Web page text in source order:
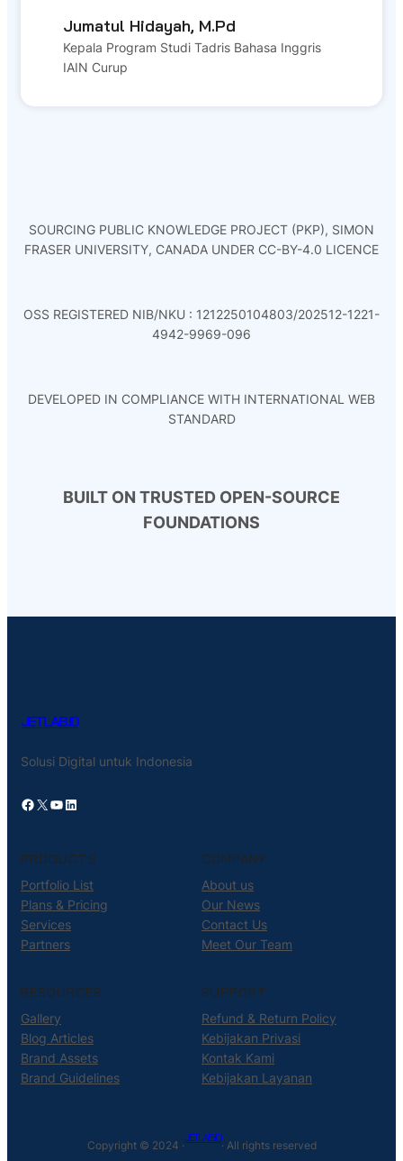
Jumatul Hidayah, M.Pd
Kepala Program Studi Tadris Bahasa Inggris
IAIN Curup
SOURCING PUBLIC KNOWLEDGE PROJECT (PKP), SIMON
FRASER UNIVERSITY, CANADA UNDER CC-BY-4.0 LICENCE
OSS REGISTERED NIB/NKU : 1212250104803/202512-1221-
4942-9969-096
DEVELOPED IN COMPLIANCE WITH INTERNATIONAL WEB
STANDARD
BUILT ON TRUSTED OPEN-SOURCE
FOUNDATIONS
JETLAB.ID
Solusi Digital untuk Indonesia
Facebook X YouTube LinkedIn
PRODUCTS
Portfolio List
Plans & Pricing
Services
Partners
COMPANY
About us
Our News
Contact Us
Meet Our Team
RESOURCES
Gallery
Blog Articles
Brand Assets
Brand Guidelines
SUPPORT
Refund & Return Policy
Kebijakan Privasi
Kontak Kami
Kebijakan Layanan
Copyright © 2024 ·
JETLAB.ID
· All rights reserved